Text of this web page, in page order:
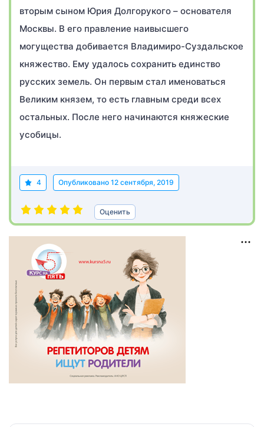
вторым сыном Юрия Долгорукого – основателя
Москвы. В его правление наивысшего
могущества добивается Владимиро-Суздальское
княжество. Ему удалось сохранить единство
русских земель. Он первым стал именоваться
Великим князем, то есть главным среди всех
остальных. После него начинаются княжеские
усобицы.
4 Опубликовано 12 сентября, 2019
Оценить